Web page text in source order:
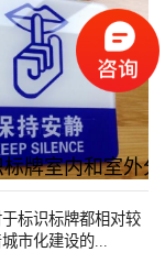
方面？
牌室内和室外
标识标牌都相对较
市化建设的...